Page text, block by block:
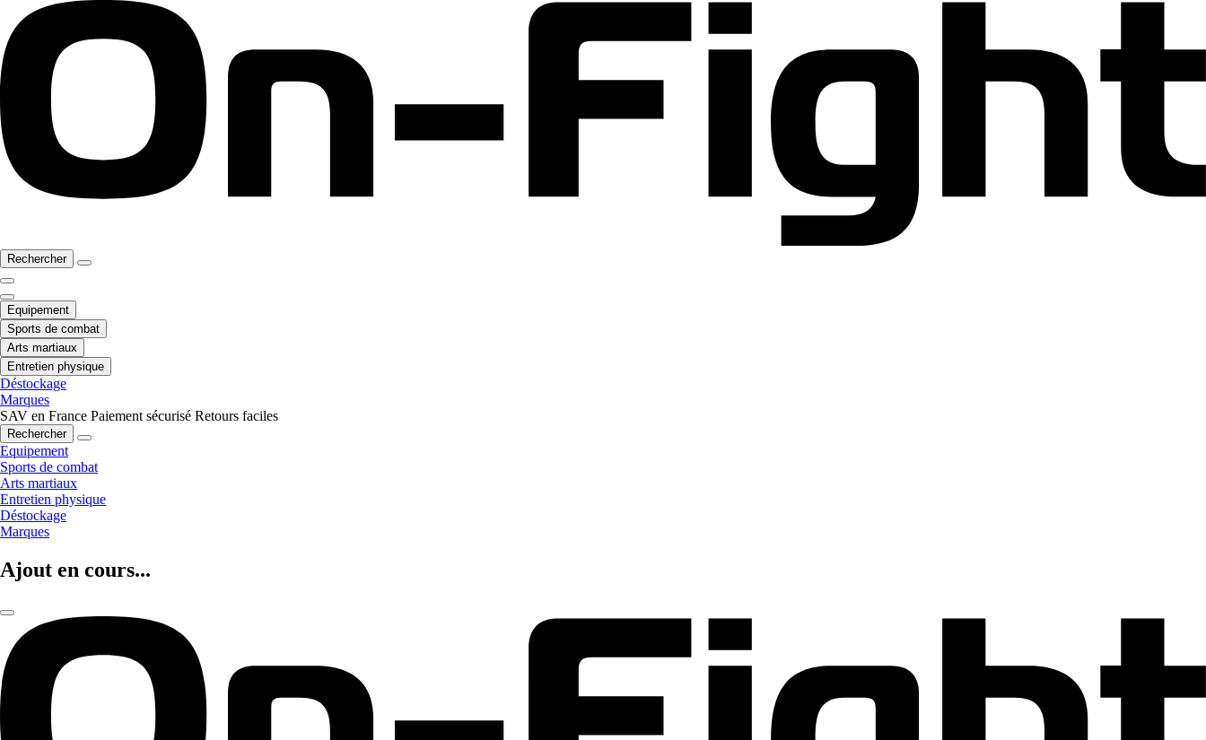
Rechercher
Equipement
Sports de combat
Arts martiaux
Entretien physique
Déstockage
Marques
SAV en France Paiement sécurisé Retours faciles
Rechercher
Equipement
Sports de combat
Arts martiaux
Entretien physique
Déstockage
Marques
Ajout en cours...